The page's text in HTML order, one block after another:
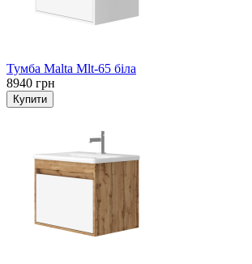
Тумба Malta Mlt-65 біла
8940 грн